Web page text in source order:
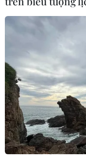
TIN CÙNG
Chuyên gia
Nam-Australia có